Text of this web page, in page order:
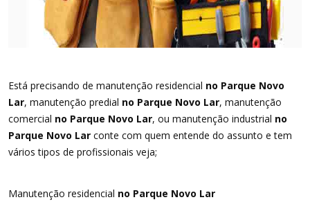
Está precisando de manutenção residencial no Parque Novo
Lar, manutenção predial no Parque Novo Lar, manutenção
comercial no Parque Novo Lar, ou manutenção industrial no
Parque Novo Lar conte com quem entende do assunto e tem
vários tipos de profissionais veja;
Manutenção residencial no Parque Novo Lar